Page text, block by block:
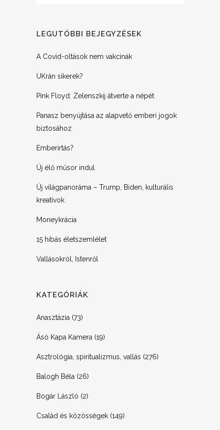
LEGUTÓBBI BEJEGYZÉSEK
A Covid-oltások nem vakcinák
UKrán sikerek?
Pink Floyd: Zelenszkij átverte a népét
Panasz benyújtása az alapvető emberi jogok
biztosához
Emberirtás?
Új élő műsor indul
Új világpanoráma – Trump, Biden, kulturális
kreatívok
Moneykrácia
15 hibás életszemlélet
Vallásokról, Istenről
KATEGÓRIÁK
Anasztázia (73)
Ásó Kapa Kamera (19)
Asztrológia, spiritualizmus, vallás (276)
Balogh Béla (26)
Bogár László (2)
Család és közösségek (149)